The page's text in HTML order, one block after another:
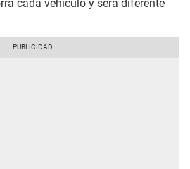
cada vehículo y será diferente